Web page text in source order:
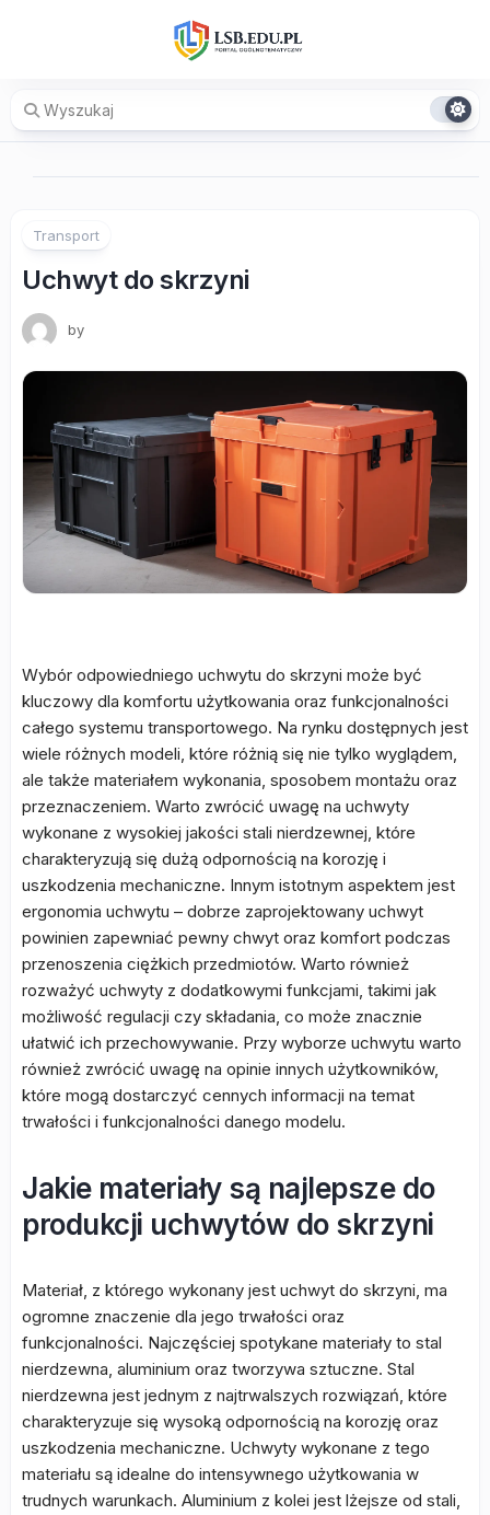
Transport
Uchwyt do skrzyni
by
Wybór odpowiedniego uchwytu do skrzyni może być
kluczowy dla komfortu użytkowania oraz funkcjonalności
całego systemu transportowego. Na rynku dostępnych jest
wiele różnych modeli, które różnią się nie tylko wyglądem,
ale także materiałem wykonania, sposobem montażu oraz
przeznaczeniem. Warto zwrócić uwagę na uchwyty
wykonane z wysokiej jakości stali nierdzewnej, które
charakteryzują się dużą odpornością na korozję i
uszkodzenia mechaniczne. Innym istotnym aspektem jest
ergonomia uchwytu – dobrze zaprojektowany uchwyt
powinien zapewniać pewny chwyt oraz komfort podczas
przenoszenia ciężkich przedmiotów. Warto również
rozważyć uchwyty z dodatkowymi funkcjami, takimi jak
możliwość regulacji czy składania, co może znacznie
ułatwić ich przechowywanie. Przy wyborze uchwytu warto
również zwrócić uwagę na opinie innych użytkowników,
które mogą dostarczyć cennych informacji na temat
trwałości i funkcjonalności danego modelu.
Jakie materiały są najlepsze do
produkcji uchwytów do skrzyni
Materiał, z którego wykonany jest uchwyt do skrzyni, ma
ogromne znaczenie dla jego trwałości oraz
funkcjonalności. Najczęściej spotykane materiały to stal
nierdzewna, aluminium oraz tworzywa sztuczne. Stal
nierdzewna jest jednym z najtrwalszych rozwiązań, które
charakteryzuje się wysoką odpornością na korozję oraz
uszkodzenia mechaniczne. Uchwyty wykonane z tego
materiału są idealne do intensywnego użytkowania w
trudnych warunkach. Aluminium z kolei jest lżejsze od stali,